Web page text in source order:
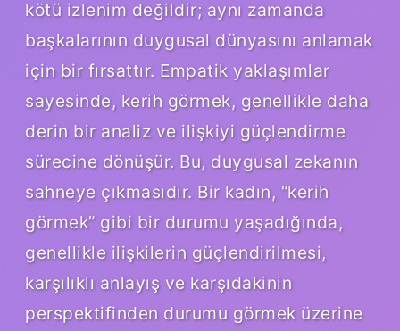
kötü izlenim değildir; aynı zamanda
başkalarının duygusal dünyasını anlamak
için bir fırsattır. Empatik yaklaşımlar
sayesinde, kerih görmek, genellikle daha
derin bir analiz ve ilişkiyi güçlendirme
sürecine dönüşür. Bu, duygusal zekanın
sahneye çıkmasıdır. Bir kadın, “kerih
görmek” gibi bir durumu yaşadığında,
genellikle ilişkilerin güçlendirilmesi,
karşılıklı anlayış ve karşıdakinin
perspektifinden durumu görmek üzerine